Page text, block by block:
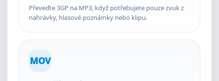
Převeďte 3GP na MP3, když potřebujete pouze zvuk z
nahrávky, hlasové poznámky nebo klipu.
MOV